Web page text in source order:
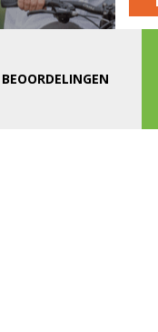
BEOORDELINGEN